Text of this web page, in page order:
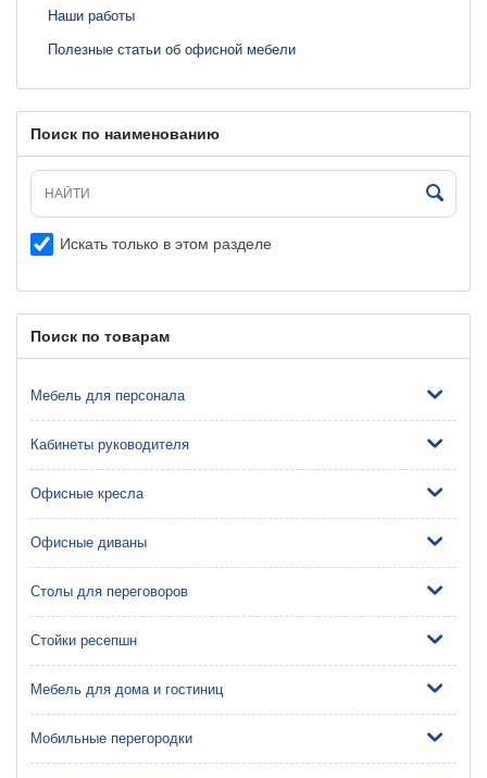
Наши работы
Полезные статьи об офисной мебели
Поиск по наименованию
Искать только в этом разделе
Поиск по товарам
Мебель для персонала
Кабинеты руководителя
Офисные кресла
Офисные диваны
Столы для переговоров
Стойки ресепшн
Мебель для дома и гостиниц
Мобильные перегородки